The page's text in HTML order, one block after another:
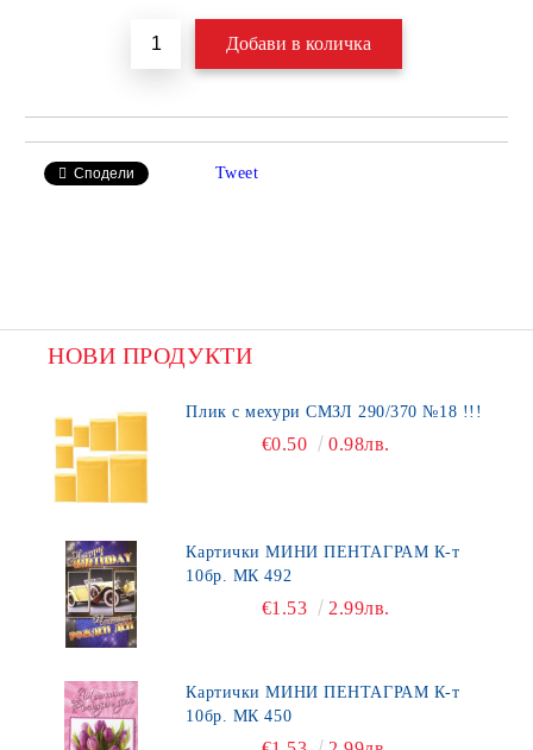
Сподели Tweet
НОВИ ПРОДУКТИ
Плик с мехури СМЗЛ 290/370 №18 !!!
€0.50 0.98лв.
Картички МИНИ ПЕНТАГРАМ К-т
10бр. МК 492
€1.53 2.99лв.
Картички МИНИ ПЕНТАГРАМ К-т
10бр. МК 450